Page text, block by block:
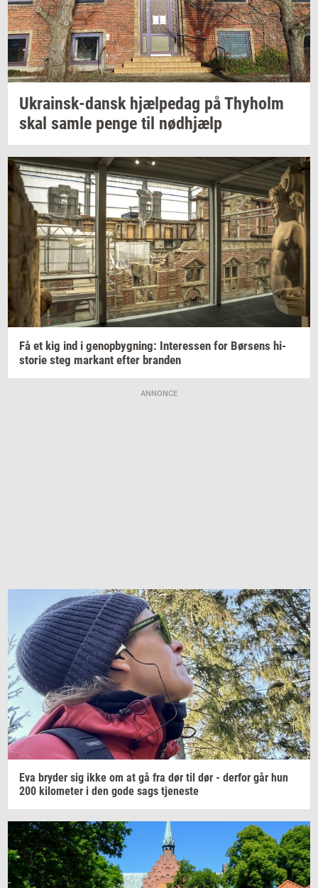
Ukrainsk-​dansk hjæl­pe­dag påThyholm
skal samle penge til nød­hjælp
Få et kig ind i genop­byg­ning: In­ter­es­sen for Bør­sens hi­
sto­rie steg mar­kant efter bran­den
ANNONCE
Eva bry­der sig ikke om at gå fra dør til dør - der­for går hun
200 ki­lo­me­ter i den gode sags tje­ne­ste